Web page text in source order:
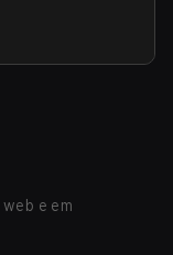
e em